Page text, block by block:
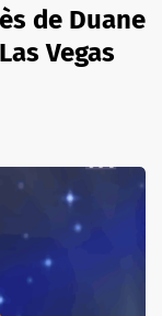
de Duane
Vegas